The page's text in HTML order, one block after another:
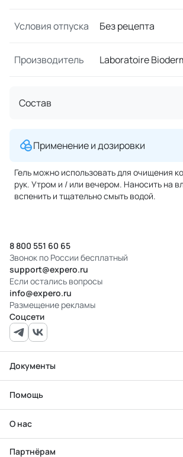
Условия отпуска Без рецепта
Производитель Laboratoire
Состав
Применение и дозировки
Гель можно использовать для очищения
рук. Утром и / или вечером. Наносить на
вспенить и тщательно смыть водой.
8 800 551 60 65
Звонок по России бесплатный
support@expero.ru
Если остались вопросы
info@expero.ru
Размещение рекламы
Соцсети
Документы
Помощь
О нас
Партнёрам